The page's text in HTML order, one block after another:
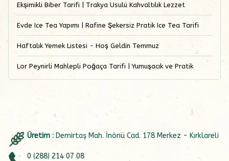
Ekşimikli Biber Tarifi | Trakya Usulü Kahvaltılık Lezzet
Evde Ice Tea Yapımı | Rafine Şekersiz Pratik Ice Tea Tarifi
Haftalık Yemek Listesi - Hoş Geldin Temmuz
Lor Peynirli Mahlepli Poğaça Tarifi | Yumuşacık ve Pratik
Üretim : Demirtaş Mah. İnönü Cad. 178 Merkez - Kırklareli
0 (288) 214 07 08